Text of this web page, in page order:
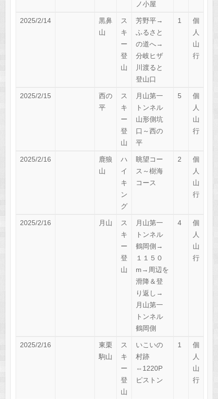
ノ小屋
2025/2/14
黒鼻
山
ス
キ
ー
登
山
芳野平→
ふるさと
の道へ→
分岐ヒザ
川渡ると
登山口
1
個
人
山
行
2025/2/15
西の
平
ス
キ
ー
登
山
月山第一
トンネル
山形側坑
口～西の
平
5
個
人
山
行
2025/2/16
鹿狼
山
ハ
イ
キ
ン
グ
眺望コー
ス～樹海
コース
2
個
人
山
行
2025/2/16 月山
ス
キ
ー
登
山
月山第一
トンネル
鶴岡側→
１１５０
m→周辺を
滑降＆登
り返し→
月山第一
トンネル
鶴岡側
4
個
人
山
行
2025/2/16
東栗
駒山
ス
キ
ー
登
山
いこいの
村跡
⇔1220P
ピストン
1
個
人
山
行